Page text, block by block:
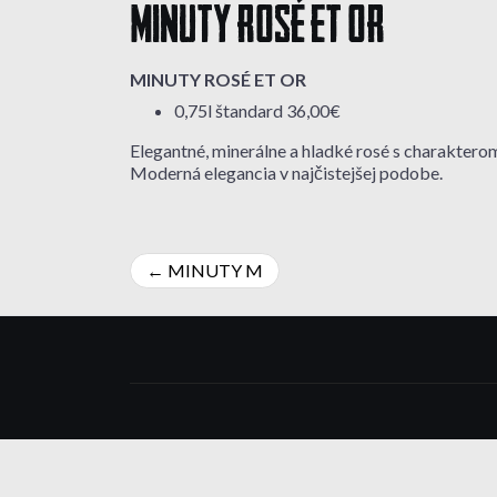
MINUTY ROSÉ ET OR
MINUTY ROSÉ ET OR
0,75l štandard 36,00€
Elegantné, minerálne a hladké rosé s
Moderná elegancia v najčistejšej podobe.
Navigácia
v
MINUTY M